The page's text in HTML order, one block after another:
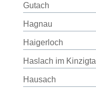
Gutach
Hagnau
Haigerloch
Haslach im Kinzigtal
Hausach